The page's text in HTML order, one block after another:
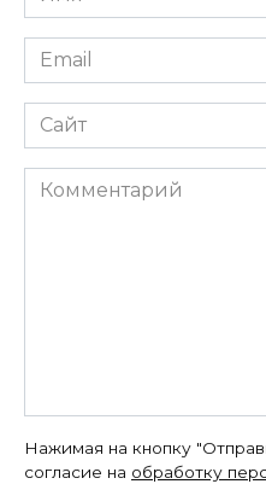
*
Email
*
Сайт
Комментарий
Нажимая на кнопку
согласие на обработку